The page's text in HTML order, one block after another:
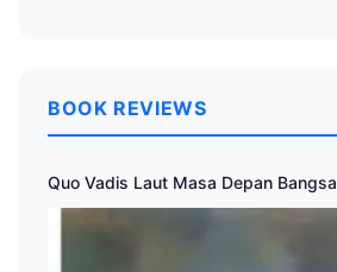
BOOK REVIEWS
Quo Vadis Laut Masa Depan Bangsa